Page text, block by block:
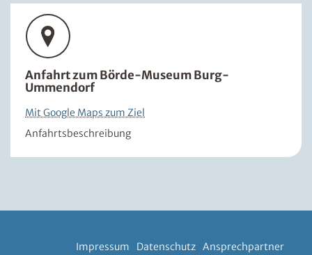
Anfahrt zum Börde-Museum Burg-
Ummendorf
Mit Google Maps zum Ziel
Anfahrtsbeschreibung
Impressum Datenschutz Ansprechpartner